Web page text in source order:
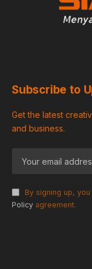
Subscribe to
Get the latest
and business.
By signing up,
Policy agreement.